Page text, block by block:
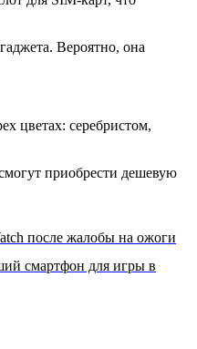
Вероятно, она
цветах: серебристом,
приобрести дешевую
после жалобы на ожоги
смартфон для игры в